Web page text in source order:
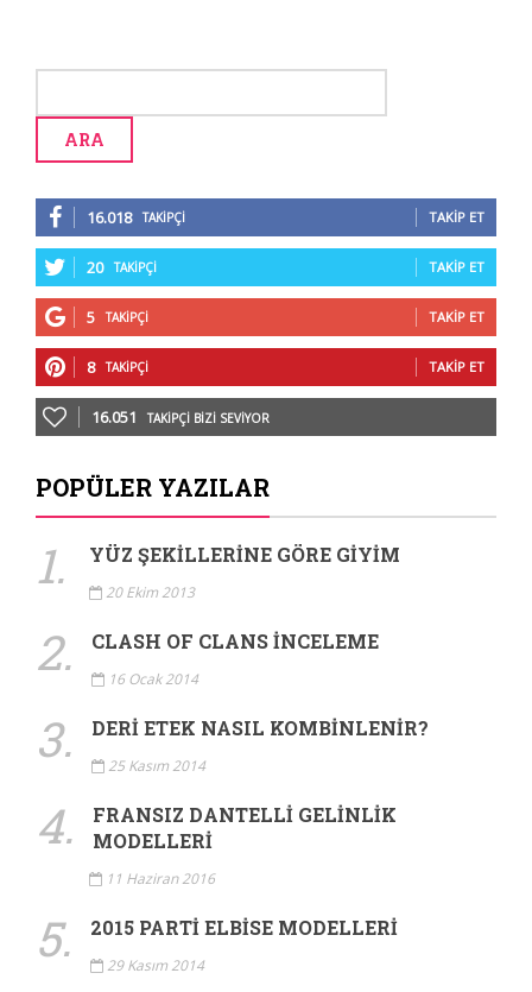
16.018 TAKIPÇI TAKIP ET
20 TAKIPÇI TAKIP ET
5 TAKIPÇI TAKIP ET
8 TAKIPÇI TAKIP ET
16.051 TAKIPÇI BIZI SEVIYOR
POPÜLER YAZILAR
1. YÜZ ŞEKILLERINE GÖRE GIYIM
20 Ekim 2013
2. CLASH OF CLANS İNCELEME
16 Ocak 2014
3. DERI ETEK NASIL KOMBINLENIR?
25 Kasım 2014
4.
FRANSIZ DANTELLI GELINLIK
MODELLERI
11 Haziran 2016
5. 2015 PARTI ELBISE MODELLERI
29 Kasım 2014